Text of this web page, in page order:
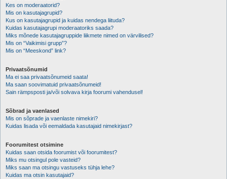
Kes on moderaatorid?
Mis on kasutajagrupid?
Kus on kasutajagrupid ja kuidas nendega liituda?
Kuidas kasutajagrupi moderaatoriks saada?
Miks mõnede kasutajagruppide liikmete nimed on värvilised?
Mis on “Vaikimisi grupp”?
Mis on “Meeskond” link?
Privaatsõnumid
Ma ei saa privaatsõnumeid saata!
Ma saan soovimatuid privaatsõnumeid!
Sain rämpsposti ja/või solvava kirja foorumi vahendusel!
Sõbrad ja vaenlased
Mis on sõprade ja vaenlaste nimekiri?
Kuidas lisada või eemaldada kasutajaid nimekirjast?
Foorumitest otsimine
Kuidas saan otsida foorumist või foorumitest?
Miks mu otsingul pole vasteid?
Miks saan ma otsingu vastuseks tühja lehe?
Kuidas ma otsin kasutajaid?